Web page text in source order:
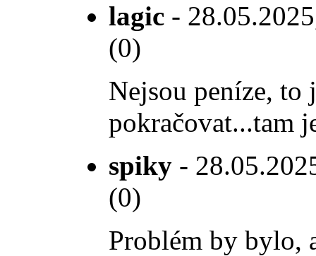
lagic -
(0)
Nejsou peníze, to
pokračovat...tam
spiky -
(0)
Problém by bylo,